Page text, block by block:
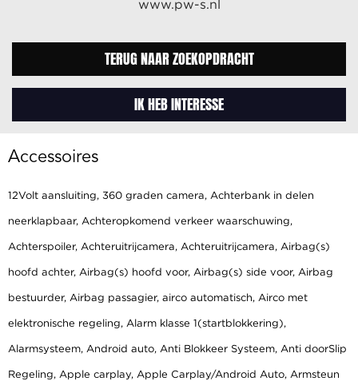
www.pw-s.nl
TERUG NAAR ZOEKOPDRACHT
IK HEB INTERESSE
Accessoires
12Volt aansluiting, 360 graden camera, Achterbank in delen
neerklapbaar, Achteropkomend verkeer waarschuwing,
Achterspoiler, Achteruitrijcamera, Achteruitrijcamera, Airbag(s)
hoofd achter, Airbag(s) hoofd voor, Airbag(s) side voor, Airbag
bestuurder, Airbag passagier, airco automatisch, Airco met
elektronische regeling, Alarm klasse 1(startblokkering),
Alarmsysteem, Android auto, Anti Blokkeer Systeem, Anti doorSlip
Regeling, Apple carplay, Apple Carplay/Android Auto, Armsteun